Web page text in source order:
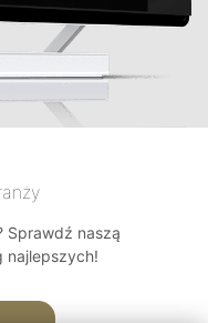
Sprawdź naszą
najlepszych!